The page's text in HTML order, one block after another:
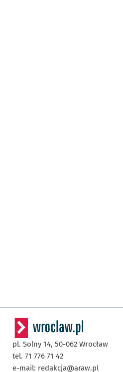
pl. Solny 14, 50-062 Wrocław
tel. 71 776 71 42
e-mail: redakcja@araw.pl